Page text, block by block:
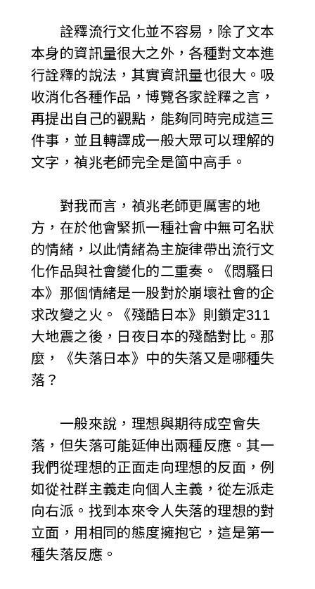
詮釋流行文化並不容易，除了文本
本身的資訊量很大之外，各種對文本進
行詮釋的說法，其實資訊量也很大。吸
收消化各種作品，博覽各家詮釋之言，
再提出自己的觀點，能夠同時完成這三
件事，並且轉譯成一般大眾可以理解的
文字，禎兆老師完全是箇中高手。
對我而言，禎兆老師更厲害的地
方，在於他會緊抓一種社會中無可名狀
的情緒，以此情緒為主旋律帶出流行文
化作品與社會變化的二重奏。《悶騷日
本》那個情緒是一股對於崩壞社會的企
求改變之火。《殘酷日本》則鎖定311
大地震之後，日夜日本的殘酷對比。那
麼，《失落日本》中的失落又是哪種失
落？
一般來說，理想與期待成空會失
落，但失落可能延伸出兩種反應。其一
我們從理想的正面走向理想的反面，例
如從社群主義走向個人主義，從左派走
向右派。找到本來令人失落的理想的對
立面，用相同的態度擁抱它，這是第一
種失落反應。